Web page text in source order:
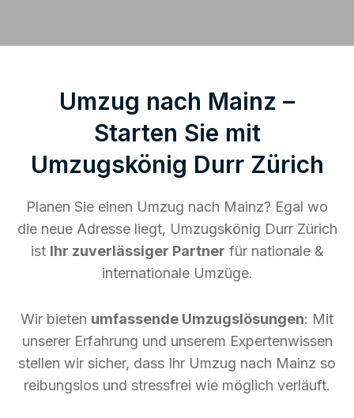
Umzug nach Mainz –
Starten Sie mit
Umzugskönig Durr Zürich
Planen Sie einen Umzug nach Mainz? Egal wo
die neue Adresse liegt, Umzugskönig Durr Zürich
ist Ihr zuverlässiger Partner für nationale &
internationale Umzüge.
Wir bieten umfassende Umzugslösungen: Mit
unserer Erfahrung und unserem Expertenwissen
stellen wir sicher, dass Ihr Umzug nach Mainz so
reibungslos und stressfrei wie möglich verläuft.